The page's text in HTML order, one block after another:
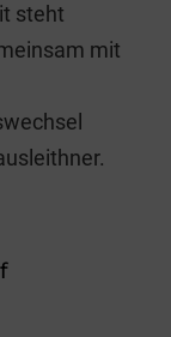
steht
mit